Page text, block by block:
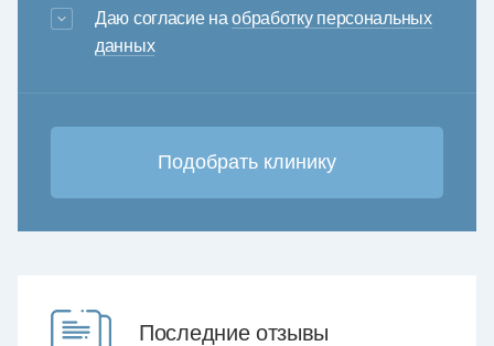
3+6=
Даю согласие наобработку персональных
данных
Последние отзывы